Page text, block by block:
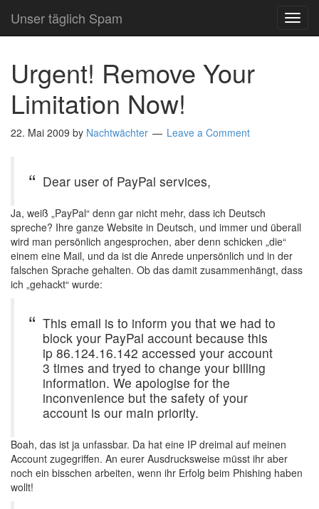
Unser täglich Spam
Urgent! Remove Your
Limitation Now!
22. Mai 2009 by Nachtwächter Leave a Comment
Dear user of PayPal services,
Ja, weiß „PayPal“ denn gar nicht mehr, dass ich Deutsch
spreche? Ihre ganze Website in Deutsch, und immer und überall
wird man persönlich angesprochen, aber denn schicken „die“
einem eine Mail, und da ist die Anrede unpersönlich und in der
falschen Sprache gehalten. Ob das damit zusammenhängt, dass
ich „gehackt“ wurde:
This email is to inform you that we had to
block your PayPal account because this
ip 86.124.16.142 accessed your account
3 times and tryed to change your billing
information. We apologise for the
inconvenience but the safety of your
account is our main priority.
Boah, das ist ja unfassbar. Da hat eine IP dreimal auf meinen
Account zugegriffen. An eurer Ausdrucksweise müsst ihr aber
noch ein bisschen arbeiten, wenn ihr Erfolg beim Phishing haben
wollt!